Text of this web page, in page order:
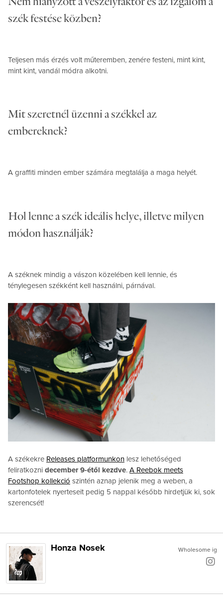
szék festése közben?
Teljesen más érzés volt műteremben, zenére festeni, mint kint,
mint kint, vandál módra alkotni.
Mit szeretnél üzenni a székkel az
embereknek?
A graffiti minden ember számára megtalálja a maga helyét.
Hol lenne a szék ideális helye, illetve milyen
módon használják?
A széknek mindig a vászon közelében kell lennie, és
ténylegesen székként kell használni, párnával.
A székekre Releases platformunkon lesz lehetőséged
feliratkozni december 9-étől kezdve. A Reebok meets
Footshop kollekció szintén aznap jelenik meg a weben, a
kartonfotelek nyerteseit pedig 5 nappal később hirdetjük ki, sok
szerencsét!
Wholesome ig
Honza Nosek